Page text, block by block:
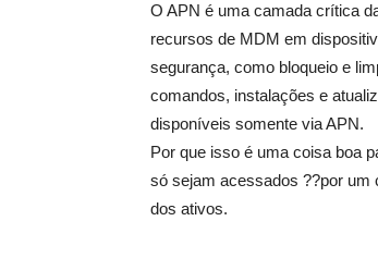
O APN é uma camada crítica
recursos de MDM em
segurança, como bloqueio e
comandos, instalações e
disponíveis somente via APN.
Por que isso é uma coisa boa
só sejam acessados ??por um
dos ativos.